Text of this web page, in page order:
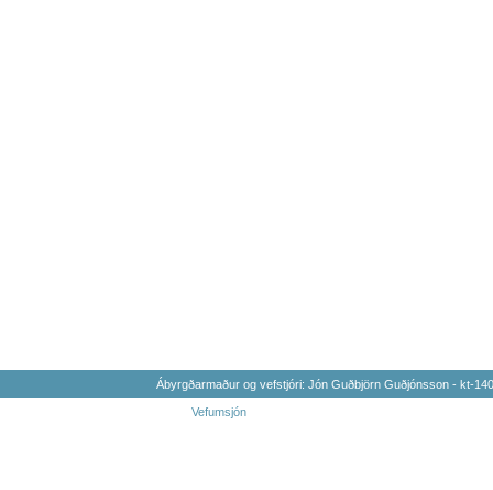
Ábyrgðarmaður og vefstjóri: Jón Guðbjörn Guðjónsson - kt-
Vefumsjón